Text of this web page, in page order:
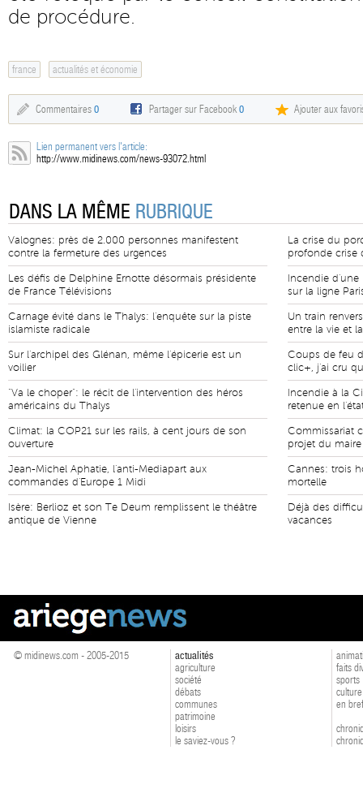
de procédure.
france actualités et économie
Commentaires 0 Partager sur Facebook0 Ajouter aux
Lien permanent vers l'article:
http://www.midinews.com/news-93072.html
DANS LA MÊME RUBRIQUE
Valognes: près de 2.000 personnes manifestent
contre la fermeture des urgences
Les défis de Delphine Ernotte désormais présidente
de France Télévisions
Carnage évité dans le Thalys: l'enquête sur la piste
islamiste radicale
Sur l'archipel des Glénan, même l'épicerie est un
voilier
"Va le choper": le récit de l'intervention des héros
américains du Thalys
Climat: la COP21 sur les rails, à cent jours de son
ouverture
Jean-Michel Aphatie, l'anti-Mediapart aux
commandes d'Europe 1 Midi
Isère: Berlioz et son Te Deum remplissent le théâtre
antique de Vienne
La crise du
profonde crise
Incendie
sur la ligne
Un train
entre la vie et
Coups de feu
clic+, j'ai cru
Incendie à la
retenue en
Commissariat
projet du
Cannes: trois
mortelle
Déjà des
vacances
© midinews.com - 2005-2015
actualités
agriculture
société
débats
communes
patrimoine
loisirs
le saviez-vous ?
faits
sports
culture
en bref